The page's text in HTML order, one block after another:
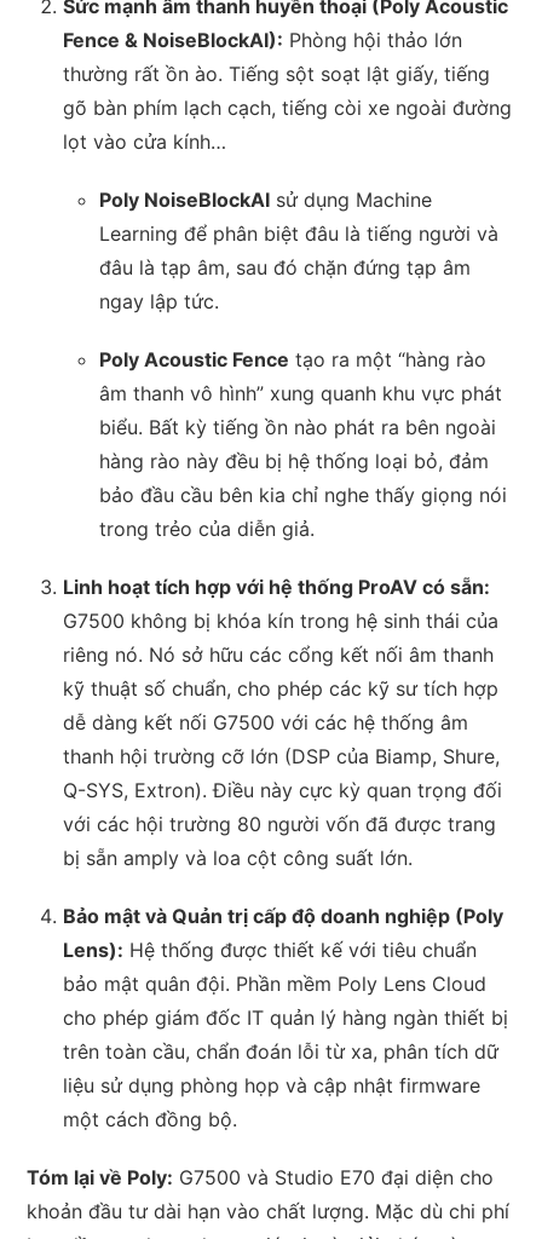
Sức mạnh âm thanh huyền thoại (Poly Acoustic
Fence & NoiseBlockAI): Phòng hội thảo lớn
thường rất ồn ào. Tiếng sột soạt lật giấy, tiếng
gõ bàn phím lạch cạch, tiếng còi xe ngoài đường
lọt vào cửa kính…
Poly NoiseBlockAI sử dụng Machine
Learning để phân biệt đâu là tiếng người và
đâu là tạp âm, sau đó chặn đứng tạp âm
ngay lập tức.
Poly Acoustic Fence tạo ra một “hàng rào
âm thanh vô hình” xung quanh khu vực phát
biểu. Bất kỳ tiếng ồn nào phát ra bên ngoài
hàng rào này đều bị hệ thống loại bỏ, đảm
bảo đầu cầu bên kia chỉ nghe thấy giọng nói
trong trẻo của diễn giả.
Linh hoạt tích hợp với hệ thống ProAV có sẵn:
G7500 không bị khóa kín trong hệ sinh thái của
riêng nó. Nó sở hữu các cổng kết nối âm thanh
kỹ thuật số chuẩn, cho phép các kỹ sư tích hợp
dễ dàng kết nối G7500 với các hệ thống âm
thanh hội trường cỡ lớn (DSP của Biamp, Shure,
Q-SYS, Extron). Điều này cực kỳ quan trọng đối
với các hội trường 80 người vốn đã được trang
bị sẵn amply và loa cột công suất lớn.
Bảo mật và Quản trị cấp độ doanh nghiệp (Poly
Lens): Hệ thống được thiết kế với tiêu chuẩn
bảo mật quân đội. Phần mềm Poly Lens Cloud
cho phép giám đốc IT quản lý hàng ngàn thiết bị
trên toàn cầu, chẩn đoán lỗi từ xa, phân tích dữ
liệu sử dụng phòng họp và cập nhật firmware
một cách đồng bộ.
Tóm lại về Poly: G7500 và Studio E70 đại diện cho
khoản đầu tư dài hạn vào chất lượng. Mặc dù chi phí